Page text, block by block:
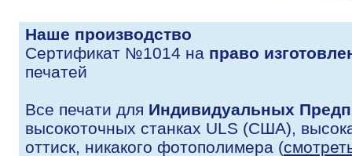
Наше производство
Сертификат №1014 на право
печатей
Все печати для Индивидуальных
высокоточных станках ULS (США),
оттиск, никакого фотополимера (